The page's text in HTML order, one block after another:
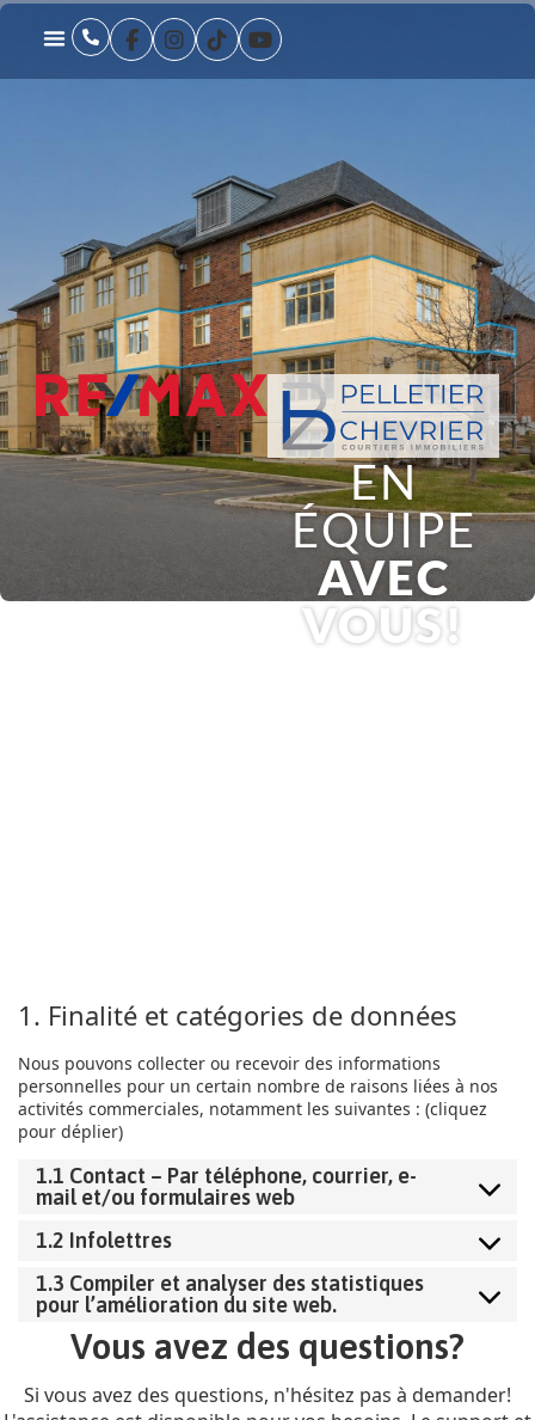
EN
ÉQUIPE
AVEC
VOUS!
1. Finalité et catégories de données
Nous pouvons collecter ou recevoir des informations
personnelles pour un certain nombre de raisons liées à nos
activités commerciales, notamment les suivantes : (cliquez
pour déplier)
1.1 Contact – Par téléphone, courrier, e-
mail et/ou formulaires web
1.2 Infolettres
1.3 Compiler et analyser des statistiques
pour l’amélioration du site web.
Vous avez des questions?
Si vous avez des questions, n'hésitez pas à demander!